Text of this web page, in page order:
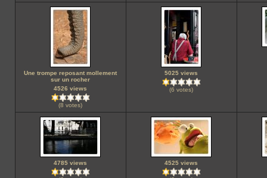
Une trompe reposant mollement
sur un rocher
4526 views
(8 votes)
5025 views
(6 votes)
4785 views 4525 views